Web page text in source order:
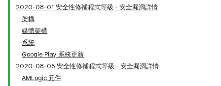
2020-08-01 安全性修補程式等級 - 安全漏洞詳情
架構
媒體架構
系統
Google Play 系統更新
2020-08-05 安全性修補程式等級 - 安全漏洞詳情
AMLogic 元件